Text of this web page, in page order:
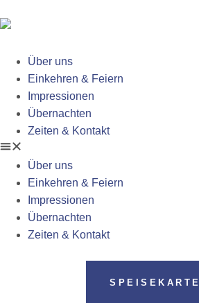
Über uns
Einkehren & Feiern
Impressionen
Übernachten
Zeiten & Kontakt
Über uns
Einkehren & Feiern
Impressionen
Übernachten
Zeiten & Kontakt
SPEISEKARTE